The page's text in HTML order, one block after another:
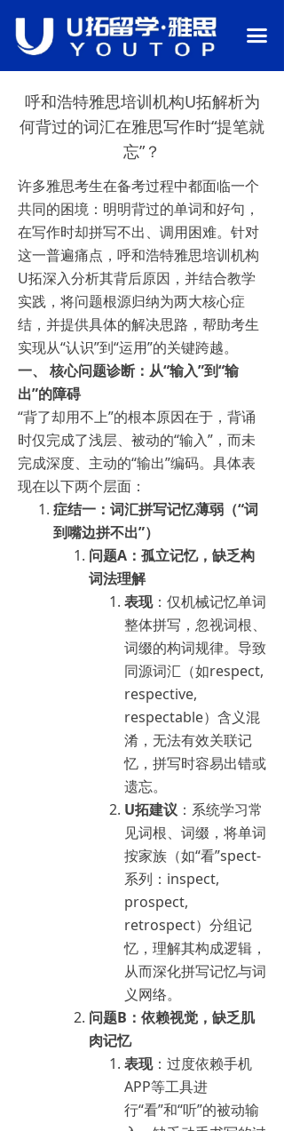
끀
首页
关于我们
语言备考
行业资讯
热门课程
留学申请
校园环境
师资团队
联系我们
呼和浩特雅思培训机构U拓解析为
何背过的词汇在雅思写作时“提笔就
忘”？
许多雅思考生在备考过程中都面临一个
共同的困境：明明背过的单词和好句，
在写作时却拼写不出、调用困难。针对
这一普遍痛点，呼和浩特雅思培训机构
U拓深入分析其背后原因，并结合教学
实践，将问题根源归纳为两大核心症
结，并提供具体的解决思路，帮助考生
实现从“认识”到“运用”的关键跨越。
一、 核心问题诊断：从“输入”到“输
出”的障碍
“背了却用不上”的根本原因在于，背诵
时仅完成了浅层、被动的“输入”，而未
完成深度、主动的“输出”编码。具体表
现在以下两个层面：
症结一：词汇拼写记忆薄弱（“词
到嘴边拼不出”）
问题A：孤立记忆，缺乏构
词法理解
表现：仅机械记忆单词
整体拼写，忽视词根、
词缀的构词规律。导致
同源词汇（如respect,
respective,
respectable）含义混
淆，无法有效关联记
忆，拼写时容易出错或
遗忘。
U拓建议 ：系统学习常
见词根、词缀，将单词
按家族（如“看”spect-
系列：inspect,
prospect,
retrospect）分组记
忆，理解其构成逻辑，
从而深化拼写记忆与词
义网络。
问题B：依赖视觉，缺乏肌
肉记忆
表现：过度依赖手机
APP等工具进
行“看”和“听”的被动输